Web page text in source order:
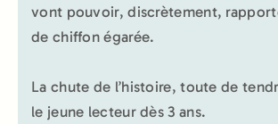
vont pouvoir, discrètement,
de chiffon égarée.
La chute de l’histoire, toute de
le jeune lecteur dès 3 ans.